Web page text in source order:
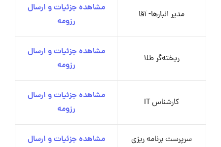
مدیر انبارها- آقا
مشاهده جزئیات و ارسال
رزومه
ریخته‌گر طلا
مشاهده جزئیات و ارسال
رزومه
کارشناس IT
مشاهده جزئیات و ارسال
رزومه
سرپرست برنامه ریزی
مشاهده جزئیات و ارسال